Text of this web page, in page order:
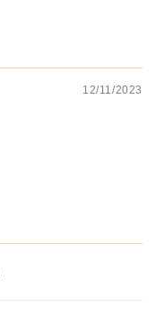
12/11/2023